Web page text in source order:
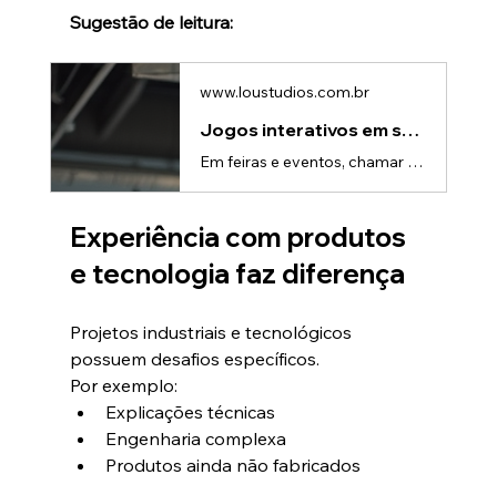
Sugestão de leitura:
www.loustudios.com.br
Jogos interativos em stands: Aumente o fluxo de pessoas em eventos
Em feiras e eventos, chamar atenção ficou cada vez mais difícil.Todos os stands disputam o mesmo público, usam grandes telas, iluminação chamativa e estruturas modernas. No meio de tantas marcas tentando ser vistas, surge um desafio importante: como realmente fazer as pessoas pararem no seu espaço?É exatamente nesse cenário que os jogos interativos em stands ganharam força.Mais do que entretenimento, eles se tornaram uma ferramenta estratégica para atrair visitantes, aumentar o tempo de permanên
Experiência com produtos
e tecnologia faz diferença
Projetos industriais e tecnológicos
possuem desafios específicos.
Por exemplo:
Explicações técnicas
Engenharia complexa
Produtos ainda não fabricados